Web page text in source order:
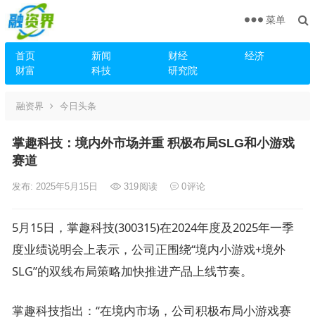
首页 新闻 财经
经济
财富
科技 研究院
菜单
融资界 今日头条
掌趣科技：境内外市场并重 积极布局SLG和小游戏
赛道
发布: 2025年5月15日 319阅读 0评论
5月15日，掌趣科技(300315)在2024年度及2025年一季
度业绩说明会上表示，公司正围绕“境内小游戏+境外
SLG”的双线布局策略加快推进产品上线节奏。
掌趣科技指出：“在境内市场，公司积极布局小游戏赛